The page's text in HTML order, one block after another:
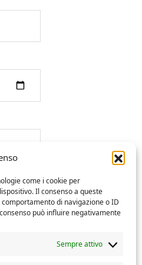
come i cookie per
Il consenso a queste
di navigazione o ID
può influire negativamente
Sempre attivo